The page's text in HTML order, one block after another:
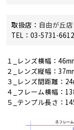
取扱店： 自由が丘店
TEL：03-5731-6612
１_レンズ横幅：
２_レンズ縦幅：
３_レンズ間距離：
４_フレーム横幅：
５_テンプル長さ：